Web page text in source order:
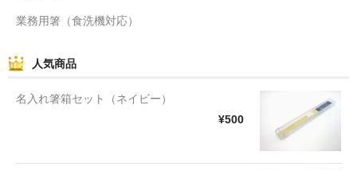
業務用箸（食洗機対応）
人気商品
名入れ箸箱セット（ネイビー）
¥500